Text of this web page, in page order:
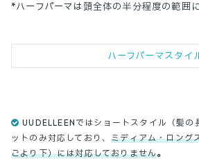
*ハーフパーマは頭全体の半分程度の範囲
ハーフパーマスタイ
UUDELLEENではショートスタイル（髪の
ットのみ対応しており、ミディアム・ロング
ごより下）には対応しておりません。